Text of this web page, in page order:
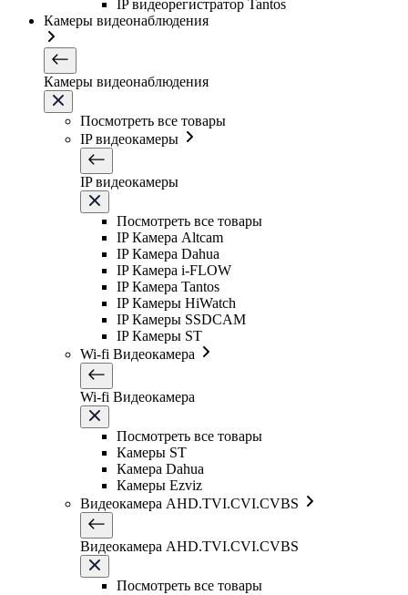
IP видеорегистратор Tantos
Камеры видеонаблюдения
Камеры видеонаблюдения
Посмотреть все товары
IP видеокамеры
IP видеокамеры
Посмотреть все товары
IP Камера Altcam
IP Камера Dahua
IP Камера i-FLOW
IP Камера Tantos
IP Камеры HiWatch
IP Камеры SSDCAM
IP Камеры ST
Wi-fi Видеокамера
Wi-fi Видеокамера
Посмотреть все товары
Камеры ST
Камера Dahua
Камеры Ezviz
Видеокамера AHD.TVI.CVI.CVBS
Видеокамера AHD.TVI.CVI.CVBS
Посмотреть все товары